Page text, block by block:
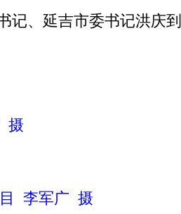
、延吉市委书记洪庆
摄
李军广 摄